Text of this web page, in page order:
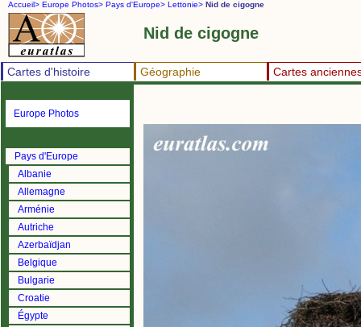
Accueil> Europe Photos> Pays d'Europe> Lettonie> Nid de cigogne
Nid de cigogne
Cartes d'histoire Géographie Cartes
Europe Photos
Pays d'Europe
Albanie
Allemagne
Arménie
Autriche
Azerbaïdjan
Belgique
Bulgarie
Croatie
Égypte